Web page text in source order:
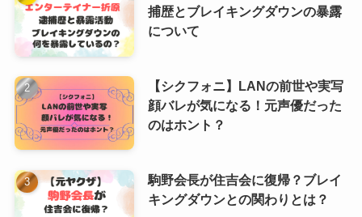
捕歴とブレイキングダウンの暴露
について
【シクフォニ】LANの前世や実写
顔バレが気になる！元声優だった
のはホント？
駒野会長が住吉会に復帰？ブレイ
キングダウンとの関わりとは？